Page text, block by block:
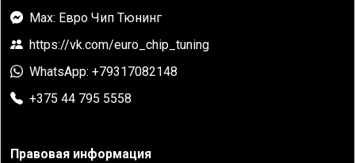
Max: Евро Чип Тюнинг
https://vk.com/euro_chip_tuning
WhatsApp: +79317082148
+375 44 795 5558
Правовая информация